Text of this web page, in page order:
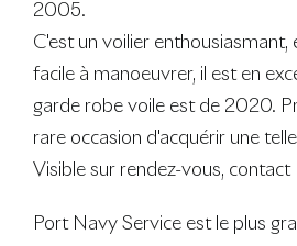
2005.
C'est un voilier enthousiasmant,
facile à manoeuvrer, il est en
garde robe voile est de 2020.
rare occasion d'acquérir une
Visible sur rendez-vous,
Port Navy Service est le plus